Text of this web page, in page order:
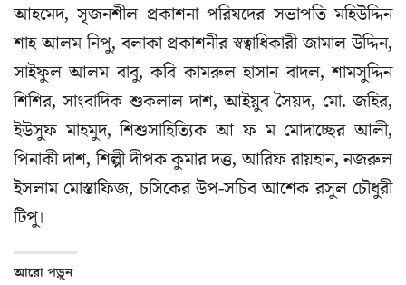
আহমেদ, সৃজনশীল প্রকাশনা পরিষদের সভাপতি মহিউদ্দিন
শাহ আলম নিপু, বলাকা প্রকাশনীর স্বত্বাধিকারী জামাল উদ্দিন,
সাইফুল আলম বাবু, কবি কামরুল হাসান বাদল, শামসুদ্দিন
শিশির, সাংবাদিক শুকলাল দাশ, আইয়ুব সৈয়দ, মো. জহির,
ইউসুফ মাহমুদ, শিশুসাহিত্যিক আ ফ ম মোদাচ্ছের আলী,
পিনাকী দাশ, শিল্পী দীপক কুমার দত্ত, আরিফ রায়হান, নজরুল
ইসলাম মোস্তাফিজ, চসিকের উপ-সচিব আশেক রসুল চৌধুরী
টিপু।
আরো পড়ুন